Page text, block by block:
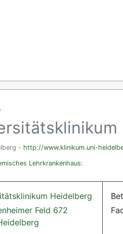
- http://www.klinikum.uni-
Lehrkrankenhaus:
Heidelberg
Feld 672